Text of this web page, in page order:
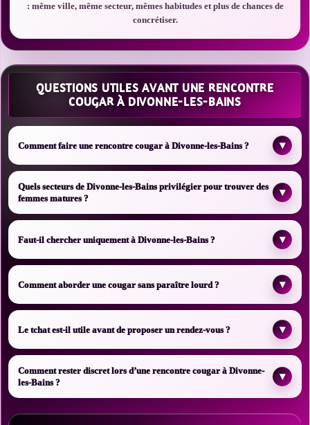
: même ville, même secteur, mêmes habitudes et plus de chances de
concrétiser.
QUESTIONS UTILES AVANT UNE RENCONTRE
COUGAR À DIVONNE-LES-BAINS
Comment faire une rencontre cougar à Divonne-les-Bains ? ▾
Quels secteurs de Divonne-les-Bains privilégier pour trouver des
femmes matures ?
▾
Faut-il chercher uniquement à Divonne-les-Bains ? ▾
Comment aborder une cougar sans paraître lourd ? ▾
Le tchat est-il utile avant de proposer un rendez-vous ? ▾
Comment rester discret lors d’une rencontre cougar à Divonne-
les-Bains ?
▾